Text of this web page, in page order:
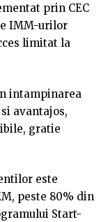
prin CEC
IMM-urilor
limitat la
intampinarea
avantajos,
gratie
este
peste 80% din
Start-